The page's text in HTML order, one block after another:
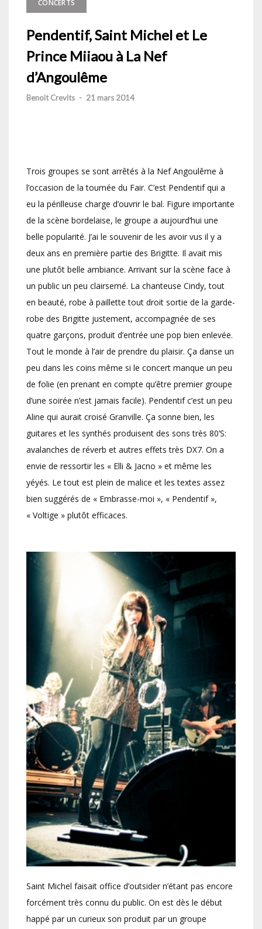
CONCERTS
Pendentif, Saint Michel et Le
Prince Miiaou à La Nef
d’Angoulême
Benoit Crevits - 21 mars 2014
Trois groupes se sont arrêtés à la Nef Angoulême à
l’occasion de la tournée du Fair. C’est Pendentif qui a
eu la périlleuse charge d’ouvrir le bal. Figure importante
de la scène bordelaise, le groupe a aujourd’hui une
belle popularité. J’ai le souvenir de les avoir vus il y a
deux ans en première partie des Brigitte. Il avait mis
une plutôt belle ambiance. Arrivant sur la scène face à
un public un peu clairsemé. La chanteuse Cindy, tout
en beauté, robe à paillette tout droit sortie de la garde-
robe des Brigitte justement, accompagnée de ses
quatre garçons, produit d’entrée une pop bien enlevée.
Tout le monde à l’air de prendre du plaisir. Ça danse un
peu dans les coins même si le concert manque un peu
de folie (en prenant en compte qu’être premier groupe
d’une soirée n’est jamais facile). Pendentif c’est un peu
Aline qui aurait croisé Granville. Ça sonne bien, les
guitares et les synthés produisent des sons très 80’S:
avalanches de réverb et autres effets très DX7. On a
envie de ressortir les « Elli & Jacno » et même les
yéyés. Le tout est plein de malice et les textes assez
bien suggérés de « Embrasse-moi », « Pendentif »,
« Voltige » plutôt efficaces.
Saint Michel faisait office d’outsider n’étant pas encore
forcément très connu du public. On est dès le début
happé par un curieux son produit par un groupe